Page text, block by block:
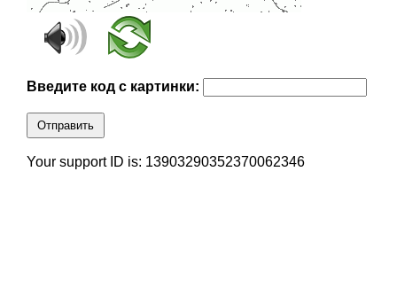
Введите код с картинки:
Отправить
Your support ID is: 13903290352370062346